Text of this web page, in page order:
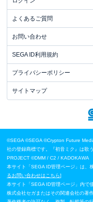
よくあるご質問
お問い合わせ
SEGA ID利用規約
プライバシーポリシー
サイトマップ
©SEGA ©SEGA ©Crypton Future
社の登録商標です。『初音ミク』は歌
PROJECT ©DMM / C2 / KADOKAWA
本サイト「SEGA ID管理ページ」は、
るお問い合わせはこちら]
本サイト「SEGA ID管理ページ」内で
株式会社セガまたはその関連会社の著